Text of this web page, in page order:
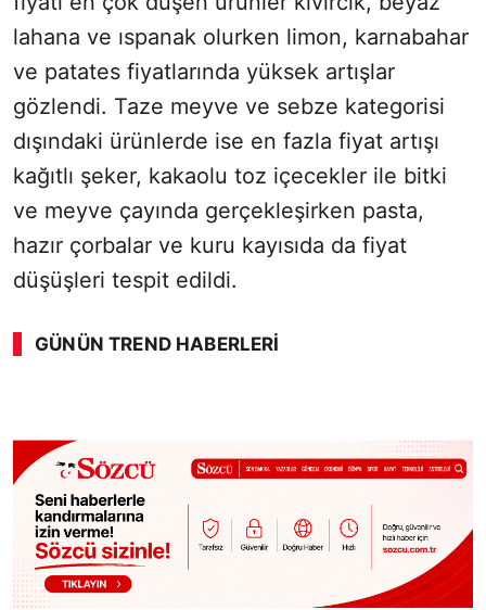
lahana ve ıspanak olurken limon, karnabahar
ve patates fiyatlarında yüksek artışlar
gözlendi. Taze meyve ve sebze kategorisi
dışındaki ürünlerde ise en fazla fiyat artışı
kağıtlı şeker, kakaolu toz içecekler ile bitki
ve meyve çayında gerçekleşirken pasta,
hazır çorbalar ve kuru kayısıda da fiyat
düşüşleri tespit edildi.
GÜNÜN TREND HABERLERI